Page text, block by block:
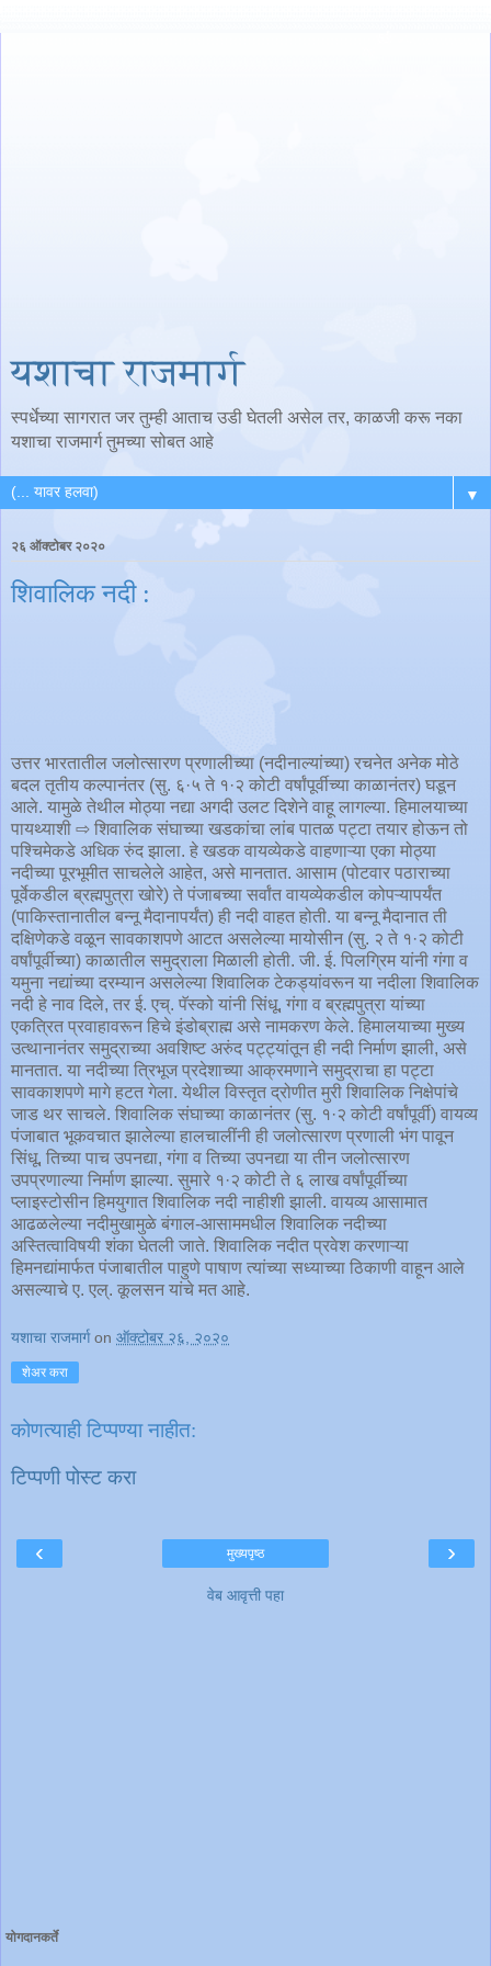
यशाचा राजमार्ग
स्पर्धेच्या सागरात जर तुम्ही आताच उडी घेतली असेल तर, काळजी करू नका
यशाचा राजमार्ग तुमच्या सोबत आहे
▼
२६ ऑक्टोबर २०२०
शिवालिक नदी :
उत्तर भारतातील जलोत्सारण प्रणालीच्या (नदीनाल्यांच्या) रचनेत अनेक मोठे
बदल तृतीय कल्पानंतर (सु. ६·५ ते १·२ कोटी वर्षांपूर्वीच्या काळानंतर) घडून
आले. यामुळे तेथील मोठ्या नद्या अगदी उलट दिशेने वाहू लागल्या. हिमालयाच्या
पायथ्याशी ⇨ शिवालिक संघाच्या खडकांचा लांब पातळ पट्टा तयार होऊन तो
पश्चिमेकडे अधिक रुंद झाला. हे खडक वायव्येकडे वाहणाऱ्या एका मोठ्या
नदीच्या पूरभूमीत साचलेले आहेत, असे मानतात. आसाम (पोटवार पठाराच्या
पूर्वेकडील ब्रह्मपुत्रा खोरे) ते पंजाबच्या सर्वांत वायव्येकडील कोपऱ्यापर्यंत
(पाकिस्तानातील बन्नू मैदानापर्यंत) ही नदी वाहत होती. या बन्नू मैदानात ती
दक्षिणेकडे वळून सावकाशपणे आटत असलेल्या मायोसीन (सु. २ ते १·२ कोटी
वर्षांपूर्वीच्या) काळातील समुद्राला मिळाली होती. जी. ई. पिलग्रिम यांनी गंगा व
यमुना नद्यांच्या दरम्यान असलेल्या शिवालिक टेकड्यांवरून या नदीला शिवालिक
नदी हे नाव दिले, तर ई. एच्. पॅस्को यांनी सिंधू, गंगा व ब्रह्मपुत्रा यांच्या
एकत्रित प्रवाहावरून हिचे इंडोब्राह्म असे नामकरण केले. हिमालयाच्या मुख्य
उत्थानानंतर समुद्राच्या अवशिष्ट अरुंद पट्ट्यांतून ही नदी निर्माण झाली, असे
मानतात. या नदीच्या त्रिभूज प्रदेशाच्या आक्रमणाने समुद्राचा हा पट्टा
सावकाशपणे मागे हटत गेला. येथील विस्तृत द्रोणीत मुरी शिवालिक निक्षेपांचे
जाड थर साचले. शिवालिक संघाच्या काळानंतर (सु. १·२ कोटी वर्षांपूर्वी) वायव्य
पंजाबात भूकवचात झालेल्या हालचालींनी ही जलोत्सारण प्रणाली भंग पावून
सिंधू, तिच्या पाच उपनद्या, गंगा व तिच्या उपनद्या या तीन जलोत्सारण
उपप्रणाल्या निर्माण झाल्या. सुमारे १·२ कोटी ते ६ लाख वर्षांपूर्वीच्या
प्लाइस्टोसीन हिमयुगात शिवालिक नदी नाहीशी झाली. वायव्य आसामात
आढळलेल्या नदीमुखामुळे बंगाल-आसाममधील शिवालिक नदीच्या
अस्तित्वाविषयी शंका घेतली जाते. शिवालिक नदीत प्रवेश करणाऱ्या
हिमनद्यांमार्फत पंजाबातील पाहुणे पाषाण त्यांच्या सध्याच्या ठिकाणी वाहून आले
असल्याचे ए. एल्. कूलसन यांचे मत आहे.
यशाचा राजमार्ग on ऑक्टोबर २६, २०२०
शेअर करा
कोणत्याही टिप्पण्‍या नाहीत:
टिप्पणी पोस्ट करा
‹ ›
मुख्यपृष्ठ
वेब आवृत्ती पहा
योगदानकर्ते